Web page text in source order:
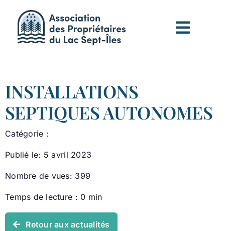
contenu
INSTALLATIONS
SEPTIQUES AUTONOMES
Catégorie :
Publié le: 5 avril 2023
Nombre de vues: 399
Temps de lecture : 0 min
Retour aux actualités